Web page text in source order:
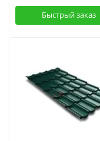
Быстрый заказ